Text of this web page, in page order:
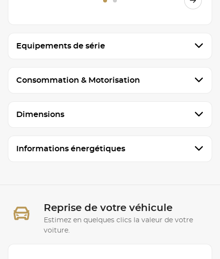
Equipements de série
Consommation & Motorisation
Dimensions
Informations énergétiques
Reprise de votre véhicule
Estimez en quelques clics la valeur de votre
voiture.